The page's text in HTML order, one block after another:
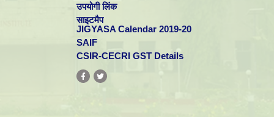
उपयोगी लिंक
साइटमैप
JIGYASA Calendar 2019-20
SAIF
CSIR-CECRI GST Details